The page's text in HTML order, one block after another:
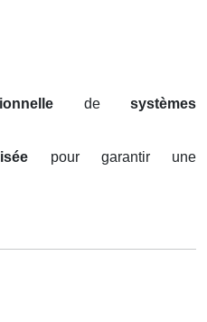
desystèmes
pour garantir une